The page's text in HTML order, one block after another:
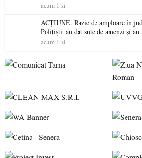
acum 1 zi
ACȚIUNE. Razie de amploare în
Polițiștii au dat sute de amenzi și au
permis într-o singură zi
acum 1 zi